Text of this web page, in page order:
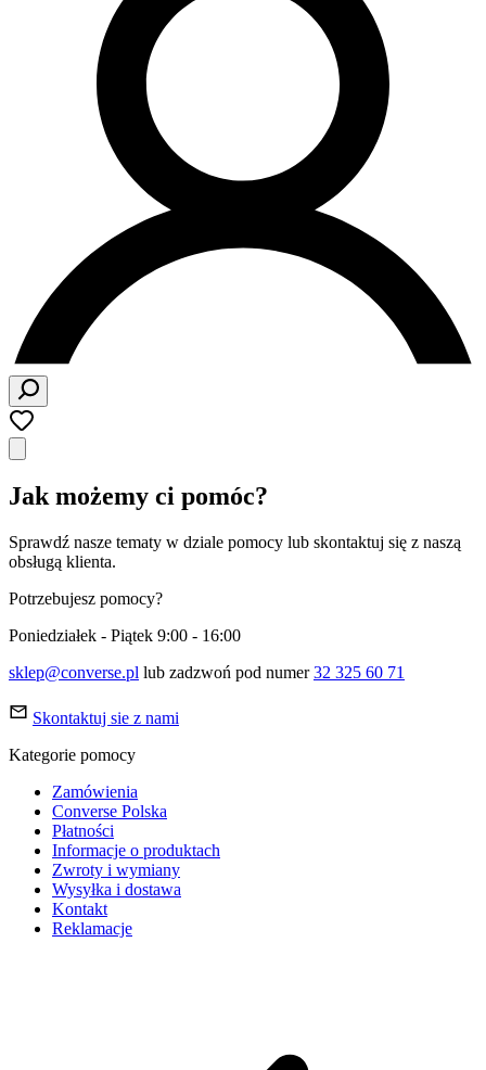
Jak możemy ci pomóc?
Sprawdź nasze tematy w dziale pomocy lub skontaktuj się z naszą
obsługą klienta.
Potrzebujesz pomocy?
Poniedziałek - Piątek 9:00 - 16:00
sklep@converse.pl lub zadzwoń pod numer32 325 60 71
Skontaktuj sie z nami
Kategorie pomocy
Zamówienia
Converse Polska
Płatności
Informacje o produktach
Zwroty i wymiany
Wysyłka i dostawa
Kontakt
Reklamacje